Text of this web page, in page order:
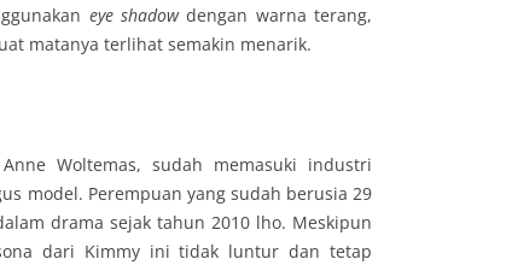
eye shadowdengan warna terang,
matanya terlihat semakin menarik.
Woltemas, sudah memasuki industri
model. Perempuan yang sudah berusia 29
drama sejak tahun 2010 lho. Meskipun
dari Kimmy ini tidak luntur dan tetap